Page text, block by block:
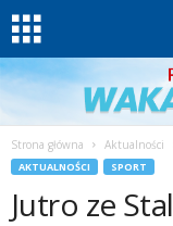
Strona główna Aktualności
AKTUALNOŚCI SPORT
Jutro ze